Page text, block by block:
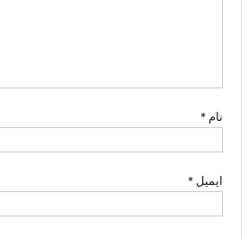
نام*
ایمیل *